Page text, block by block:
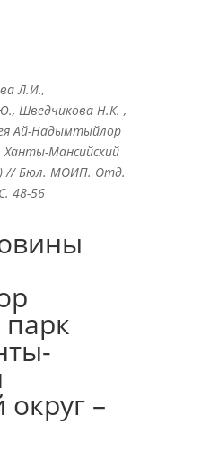
Л.И.,
Шведчикова Н.К. ,
Ай-Надымтыйлор
Мансийский
// Бюл. МОИП. Отд.
48-56
–